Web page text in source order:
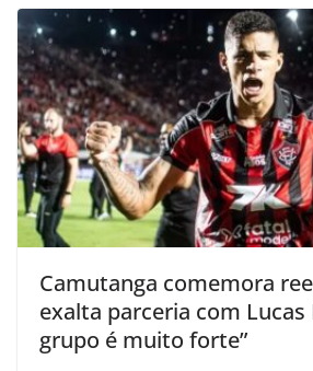
Camutanga comemora
exalta parceria com Lucas
grupo é muito forte”